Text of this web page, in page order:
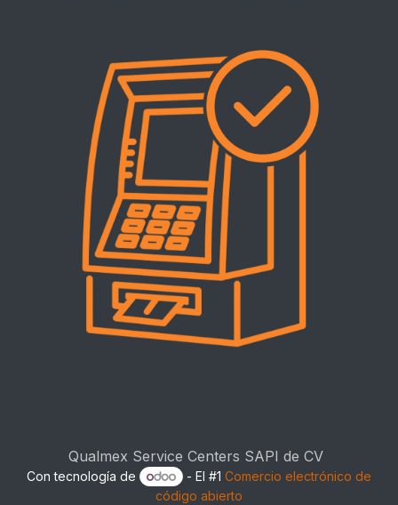
Qualmex Service Centers SAPI de CV
Con tecnología de - El #1 Comercio electrónico de
código abierto